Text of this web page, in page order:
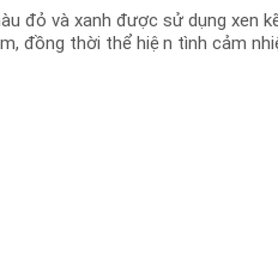
đỏ và xanh được sử dụng xen
đồng thời thể hiện tình cảm